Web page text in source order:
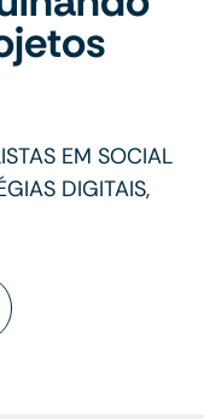
EM SOCIAL
DIGITAIS,